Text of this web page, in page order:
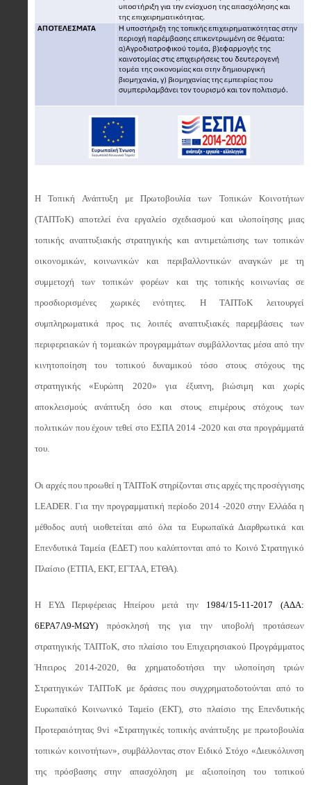
Η Τοπική Ανάπτυξη με Πρωτοβουλία των Τοπικών Κοινοτήτων
(ΤΑΠΤοΚ) αποτελεί ένα εργαλείο σχεδιασμού και υλοποίησης μιας
τοπικής αναπτυξιακής στρατηγικής και αντιμετώπισης των τοπικών
οικονομικών, κοινωνικών και περιβαλλοντικών αναγκών με τη
συμμετοχή των τοπικών φορέων και της τοπικής κοινωνίας σε
προσδιορισμένες χωρικές ενότητες. Η ΤΑΠΤοΚ λειτουργεί
συμπληρωματικά προς τις λοιπές αναπτυξιακές παρεμβάσεις των
περιφερειακών ή τομεακών προγραμμάτων συμβάλλοντας μέσα από την
κινητοποίηση του τοπικού δυναμικού τόσο στους στόχους της
στρατηγικής «Ευρώπη 2020» για έξυπνη, βιώσιμη και χωρίς
αποκλεισμούς ανάπτυξη όσο και στους επιμέρους στόχους των
πολιτικών που έχουν τεθεί στο ΕΣΠΑ 2014 -2020 και στα προγράμματά
του.
Οι αρχές που προωθεί η ΤΑΠΤοΚ στηρίζονται στις αρχές της προσέγγισης
LEADER . Για την προγραμματική περίοδο 2014 -2020 στην Ελλάδα η
μέθοδος αυτή υιοθετείται από όλα τα Ευρωπαϊκά Διαρθρωτικά και
Επενδυτικά Ταμεία (ΕΔΕΤ) που καλύπτονται από το Κοινό Στρατηγικό
Πλαίσιο (ΕΤΠΑ, ΕΚΤ, ΕΓΤΑΑ, ΕΤΘΑ).
Η ΕΥΔ Περιφέρειας Ηπείρου μετά την 1984/15-11-2017 (ΑΔΑ:
6ΕΡΑ7Λ9-ΜΩΥ) πρόσκλησή της για την υποβολή προτάσεων
στρατηγικής ΤΑΠΤοΚ, στο πλαίσιο του Επιχειρησιακού Προγράμματος
Ήπειρος 2014-2020, θα χρηματοδοτήσει την υλοποίηση τριών
Στρατηγικών ΤΑΠΤοΚ με δράσεις που συγχρηματοδοτούνται από το
Ευρωπαϊκό Κοινωνικό Ταμείο (ΕΚΤ), στο πλαίσιο της Επενδυτικής
Προτεραιότητας 9vi «Στρατηγικές τοπικής ανάπτυξης με πρωτοβουλία
τοπικών κοινοτήτων», συμβάλλοντας στον Ειδικό Στόχο «Διευκόλυνση
της πρόσβασης στην απασχόληση με αξιοποίηση του τοπικού